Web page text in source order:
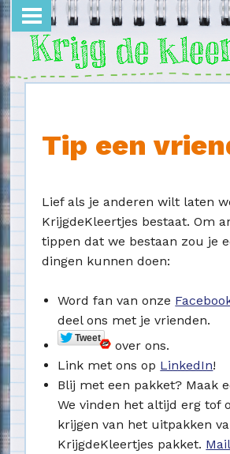
Overslaan en naar de inhoud gaan
Tip een
Lief als je anderen wilt laten
KrijgdeKleertjes bestaat. Om
tippen dat we bestaan zou je
dingen kunnen doen:
Word fan van onze
deel ons met je vrienden.
over ons.
Link met ons op LinkedIn!
Blij met een pakket? Maak
We vinden het altijd erg tof
krijgen van het uitpakken
KrijgdeKleertjes pakket. Mail